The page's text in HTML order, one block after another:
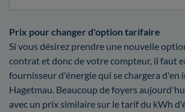
Prix pour changer d'option tarifaire
Si vous désirez prendre une nouvelle
contrat et donc de votre compteur, il faut
fournisseur d'énergie qui se chargera d'en
Hagetmau. Beaucoup de foyers
avec un prix similaire sur le tarif du kWh